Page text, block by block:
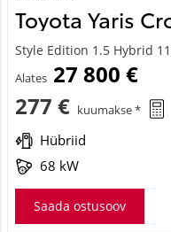
Toyota Yaris
Style Edition 1.5 Hybrid
Alates 27 800 €
277 € kuumakse *
Hübriid
68 kW
Saada ostusoov